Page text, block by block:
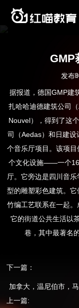
GMP
发布
据报道，德国GMP建
扎哈哈迪德建筑公司
Nouvel），得到了这个
司（Aedas）和日建
个音乐厅项目。该项
个文化设施——一个
厅。它旁边是四川音
型的雕塑彩色建筑。
竹编工艺联系在一起。
它的街道公共生活以
巷，其中最著名
下一篇：
加拿大，温尼伯市，
上一篇: